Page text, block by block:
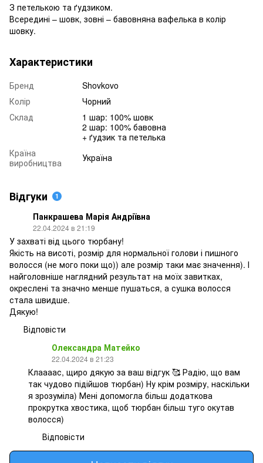
З петелькою та ґудзиком.
Всередині – шовк, зовні – бавовняна вафелька в колір
шовку.
Характеристики
Бренд
Shovkovo
Колір
Чорний
Склад
1 шар: 100% шовк
2 шар: 100% бавовна
+ ґудзик та петелька
Країна
виробництва
Україна
Відгуки 1
Панкрашева Марія Андріївна
22.04.2024 в 21:19
У захваті від цього тюрбану!
Якість на висоті, розмір для нормальної голови і пишного
волосся (не мого поки що)) але розмір таки має значення). І
найголовніше наглядний результат на моїх завитках,
окреслені та значно менше пушаться, а сушка волосся
стала швидше.
Дякую!
Відповісти
Олександра Матейко
22.04.2024 в 21:23
Клаааас, щиро дякую за ваш відгук 🥰 Радію, що вам
так чудово підійшов тюрбан) Ну крім розміру, наскільки
я зрозуміла) Мені допомогла більш додаткова
прокрутка хвостика, щоб тюрбан більш туго окутав
волосся)
Відповісти